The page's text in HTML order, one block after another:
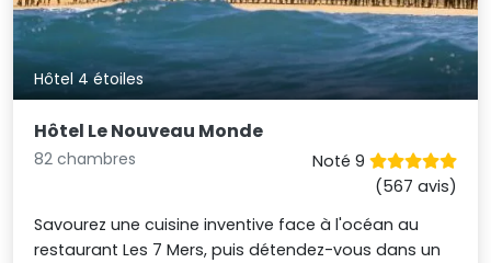
Hôtel 4 étoiles
Hôtel Le Nouveau Monde
82 chambres
Noté 9
(567 avis)
Savourez une cuisine inventive face à l'océan au
restaurant Les 7 Mers, puis détendez-vous dans un